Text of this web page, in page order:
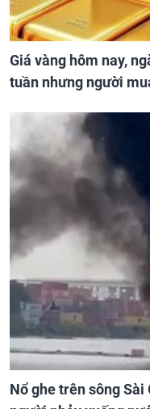
Giá vàng hôm nay,
tuần nhưng người
Nổ ghe trên sông Sài